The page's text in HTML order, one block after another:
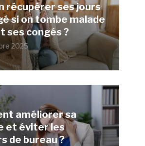
récupérer ses jours
si on tombe malade
ses congés ?
2025
améliorer sa
et éviter les
de bureau ?